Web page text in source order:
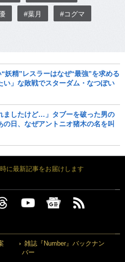
#葉月 #コグマ
妖精”レスラーはなぜ“最強”を求める
い」な敗戦でスターダム・なつぽい
ましたけど…」タブーを破った男の
日、なぜアントニオ猪木の名を叫
に最新記事をお届けします
雑誌『Number』バックナン
バー